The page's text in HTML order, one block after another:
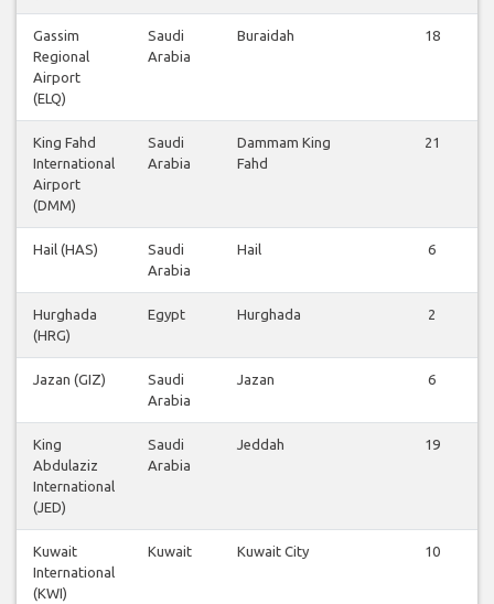
Gassim
Regional
Airport
(ELQ)
Saudi
Arabia
Buraidah 18
King Fahd
International
Airport
(DMM)
Saudi
Arabia
Dammam King
Fahd
21
Hail (HAS)
Saudi
Arabia
Hail 6
Hurghada
(HRG)
Egypt Hurghada 2
Jazan (GIZ)
Saudi
Arabia
Jazan 6
King
Abdulaziz
International
(JED)
Saudi
Arabia
Jeddah 19
Kuwait
International
(KWI)
Kuwait Kuwait City 10